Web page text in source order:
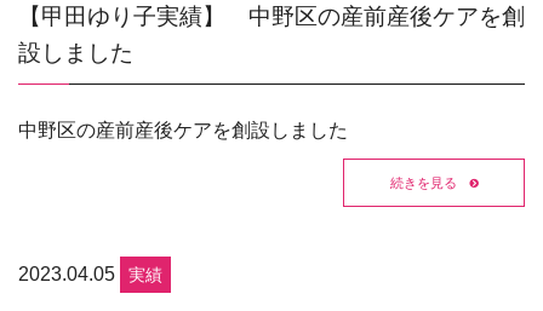
【甲田ゆり子実績】 中野区の産前産後ケアを創
設しました
中野区の産前産後ケアを創設しました
続きを見る
2023.04.05 実績